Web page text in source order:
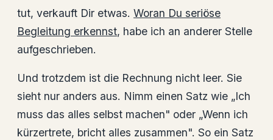
tut, verkauft Dir etwas. Woran Du seriöse
Begleitung erkennst, habe ich an anderer Stelle
aufgeschrieben.
Und trotzdem ist die Rechnung nicht leer. Sie
sieht nur anders aus. Nimm einen Satz wie „Ich
muss das alles selbst machen" oder „Wenn ich
kürzertrete, bricht alles zusammen". So ein Satz